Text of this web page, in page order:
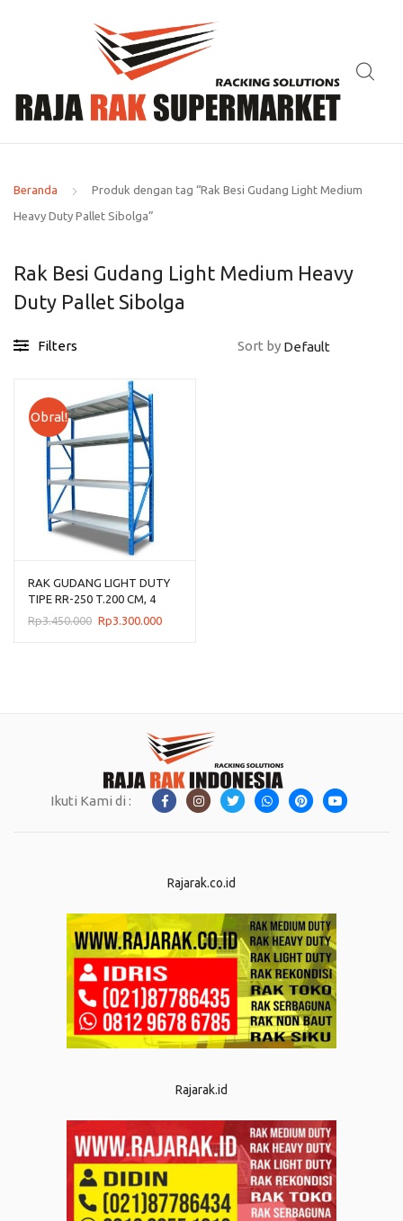
Beranda Produk dengan tag “Rak Besi Gudang Light Medium
Heavy Duty Pallet Sibolga”
Rak Besi Gudang Light Medium Heavy
Duty Pallet Sibolga
Filters Sort by
Obral!
RAK GUDANG LIGHT DUTY
TIPE RR-250 T.200 CM, 4
LEVEL SHELF
Rp3.450.000 Harga
Rp3.300.000Harga
Ikuti Kami di :
Rajarak.co.id
Rajarak.id